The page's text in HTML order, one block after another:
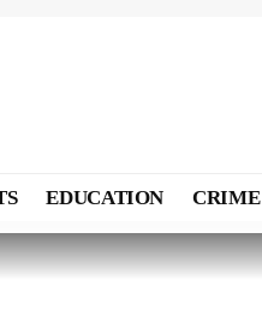
EDUCATION CRIME